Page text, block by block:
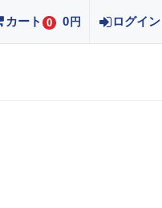
カート 0 0 円 ログイン